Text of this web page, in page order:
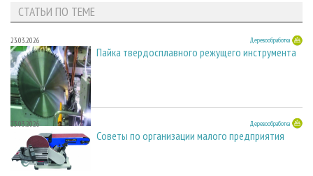
СТАТЬИ ПО ТЕМЕ
23.03.2026 Деревообработка
Пайка твердосплавного режущего инструмента
23.03.2026 Деревообработка
Советы по организации малого предприятия